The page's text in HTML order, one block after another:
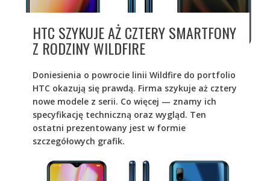
HTC SZYKUJE AŻ CZTERY SMARTFONY
Z RODZINY WILDFIRE
Doniesienia o powrocie linii Wildfire do portfolio
HTC okazują się prawdą. Firma szykuje aż cztery
nowe modele z serii. Co więcej — znamy ich
specyfikację techniczną oraz wygląd. Ten
ostatni prezentowany jest w formie
szczegółowych grafik.